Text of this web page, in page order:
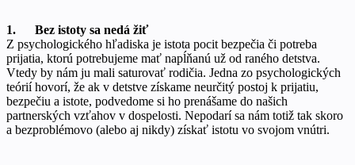
1. Bez istoty sa nedá žiť
Z psychologického hľadiska je istota pocit bezpečia či potreba
prijatia, ktorú potrebujeme mať napĺňanú už od raného detstva.
Vtedy by nám ju mali saturovať rodičia. Jedna zo psychologických
teórií hovorí, že ak v detstve získame neurčitý postoj k prijatiu,
bezpečiu a istote, podvedome si ho prenášame do našich
partnerských vzťahov v dospelosti. Nepodarí sa nám totiž tak skoro
a bezproblémovo (alebo aj nikdy) získať istotu vo svojom vnútri.